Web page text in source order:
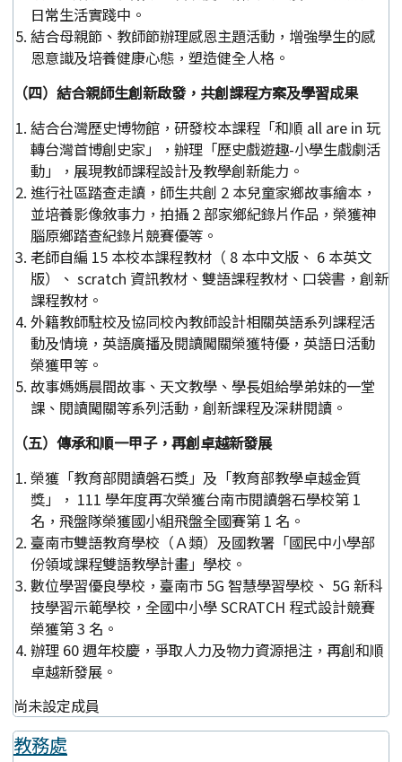
日常生活實踐中。
結合母親節、教師節辦理感恩主題活動，增強學生的感
恩意識及培養健康心態，塑造健全人格。
（四）結合親師生創新啟發，共創課程方案及學習成果
結合台灣歷史博物館，研發校本課程「和順 all are in 玩
轉台灣首博創史家」，辦理「歷史戲遊趣-小學生戲劇活
動」，展現教師課程設計及教學創新能力。
進行社區踏查走讀，師生共創 2 本兒童家鄉故事繪本，
並培養影像敘事力，拍攝 2 部家鄉紀錄片作品，榮獲神
腦原鄉踏查紀錄片競賽優等。
老師自編 15 本校本課程教材（ 8 本中文版、 6 本英文
版）、 scratch 資訊教材、雙語課程教材、口袋書，創新
課程教材。
外籍教師駐校及協同校內教師設計相關英語系列課程活
動及情境，英語廣播及閱讀闖關榮獲特優，英語日活動
榮獲甲等。
故事媽媽晨間故事、天文教學、學長姐給學弟妹的一堂
課、閱讀闖關等系列活動，創新課程及深耕閱讀。
（五）傳承和順一甲子，再創卓越新發展
榮獲「教育部閱讀磐石獎」及「教育部教學卓越金質
獎」， 111 學年度再次榮獲台南市閱讀磐石學校第 1
名，飛盤隊榮獲國小組飛盤全國賽第 1 名。
臺南市雙語教育學校（Ａ類）及國教署「國民中小學部
份領域課程雙語教學計畫」學校。
數位學習優良學校，臺南市 5G 智慧學習學校、 5G 新科
技學習示範學校，全國中小學 SCRATCH 程式設計競賽
榮獲第 3 名。
辦理 60 週年校慶，爭取人力及物力資源挹注，再創和順
卓越新發展。
尚未設定成員
教務處